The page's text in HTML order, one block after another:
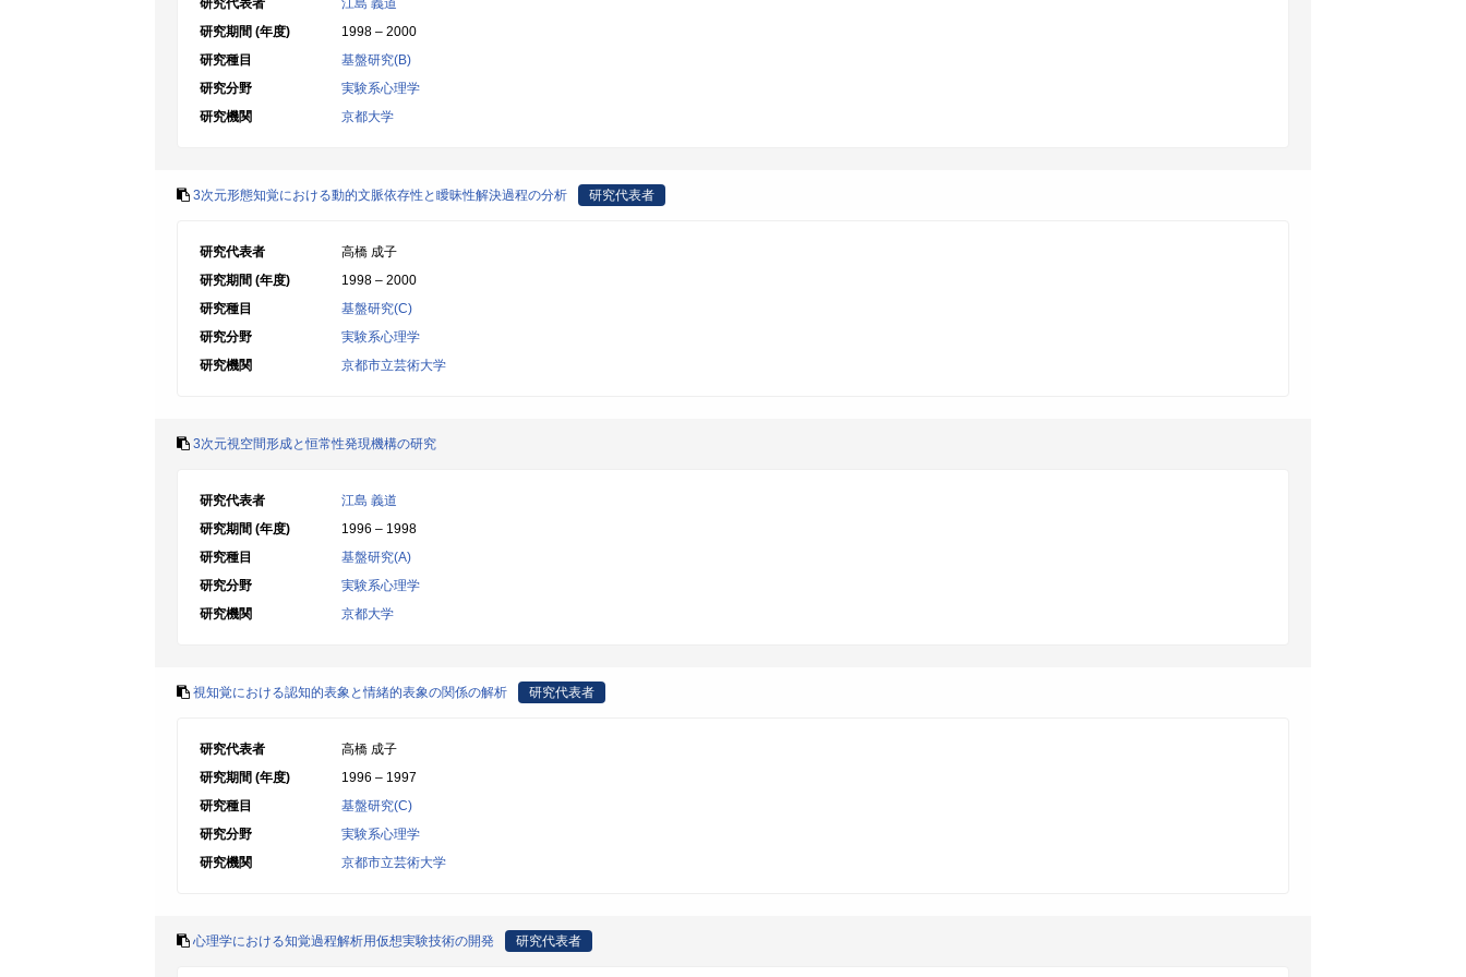
研究代表者
江島 義道
研究期間 (年度)
1998 – 2000
研究種目
基盤研究(B)
研究分野
実験系心理学
研究機関
京都大学
3次元形態知覚における動的文脈依存性と瞹昧性解決過程の分析 研究代表者
研究代表者
高橋 成子
研究期間 (年度)
1998 – 2000
研究種目
基盤研究(C)
研究分野
実験系心理学
研究機関
京都市立芸術大学
3次元視空間形成と恒常性発現機構の研究
研究代表者
江島 義道
研究期間 (年度)
1996 – 1998
研究種目
基盤研究(A)
研究分野
実験系心理学
研究機関
京都大学
視知覚における認知的表象と情緒的表象の関係の解析 研究代表者
研究代表者
高橋 成子
研究期間 (年度)
1996 – 1997
研究種目
基盤研究(C)
研究分野
実験系心理学
研究機関
京都市立芸術大学
心理学における知覚過程解析用仮想実験技術の開発 研究代表者